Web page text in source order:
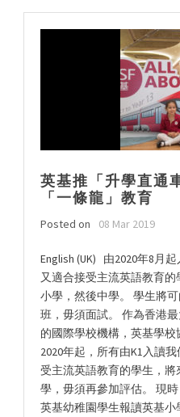
英基推「升學直通
「一條龍」教育
Posted on 08 Mar 2019
English (UK) 由2020年8月
又適合接受主流英語教育
小學，然後中學。 學生將
班，毋須面試。 作為香港
的國際學校機構，英基學
2020年起，所有由K1入讀
受主流英語教育的學生，
學，毋須再參加評估。 現
英基幼稚園學生報讀英基